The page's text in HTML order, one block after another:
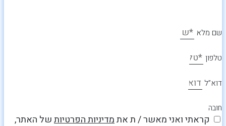
שם מלא
טלפון
דוא”ל
חובה
קראתי ואני מאשר / ת אתמדיניות הפרטיותשל האתר,